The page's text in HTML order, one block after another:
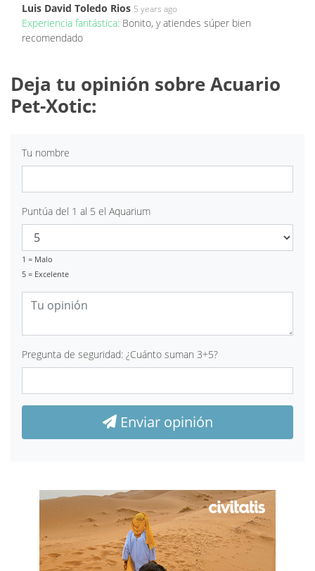
Luis David Toledo Rios 5 years ago
Experiencia fantástica: Bonito, y atiendes súper bien
recomendado
Deja tu opinión sobre Acuario
Pet-Xotic:
Tu nombre
Puntúa del 1 al 5 el Aquarium
1 = Malo
5 = Excelente
Pregunta de seguridad: ¿Cuánto suman 3+5?
Enviar opinión